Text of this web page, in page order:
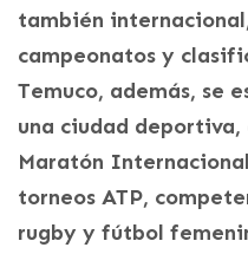
también
campeonatos y
Temuco, además, se
una ciudad deportiva,
Maratón
torneos ATP,
rugby y fútbol